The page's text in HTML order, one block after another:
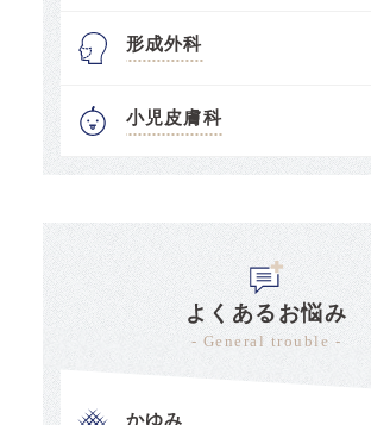
形成外科
小児皮膚科
よくあるお悩み
- General trouble -
かゆみ